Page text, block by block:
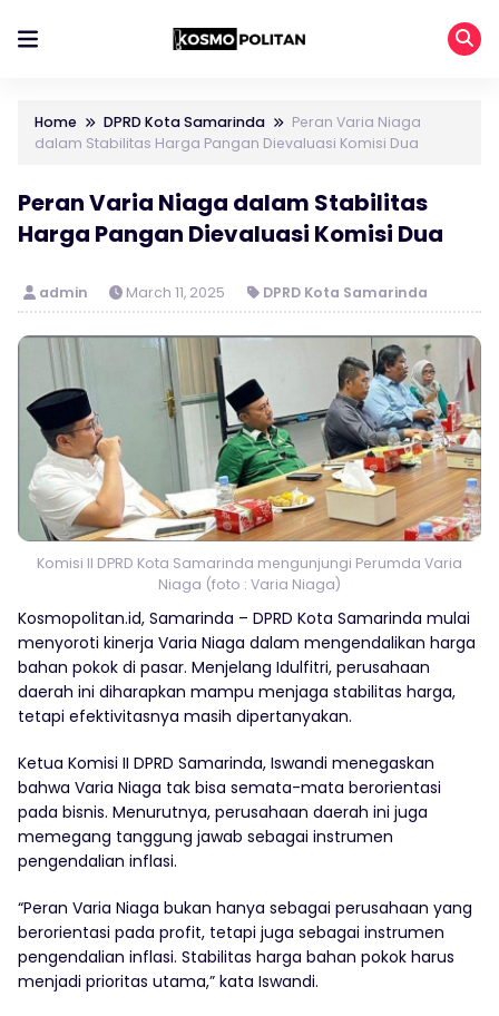
Home DPRD Kota Samarinda
Peran Varia Niaga
dalam Stabilitas Harga Pangan Dievaluasi Komisi Dua
Peran Varia Niaga dalam Stabilitas
Harga Pangan Dievaluasi Komisi Dua
admin March 11, 2025 DPRD Kota Samarinda
Komisi II DPRD Kota Samarinda mengunjungi Perumda Varia
Niaga (foto : Varia Niaga)
Kosmopolitan.id, Samarinda – DPRD Kota Samarinda mulai
menyoroti kinerja Varia Niaga dalam mengendalikan harga
bahan pokok di pasar. Menjelang Idulfitri, perusahaan
daerah ini diharapkan mampu menjaga stabilitas harga,
tetapi efektivitasnya masih dipertanyakan.
Ketua Komisi II DPRD Samarinda, Iswandi menegaskan
bahwa Varia Niaga tak bisa semata-mata berorientasi
pada bisnis. Menurutnya, perusahaan daerah ini juga
memegang tanggung jawab sebagai instrumen
pengendalian inflasi.
“Peran Varia Niaga bukan hanya sebagai perusahaan yang
berorientasi pada profit, tetapi juga sebagai instrumen
pengendalian inflasi. Stabilitas harga bahan pokok harus
menjadi prioritas utama,” kata Iswandi.